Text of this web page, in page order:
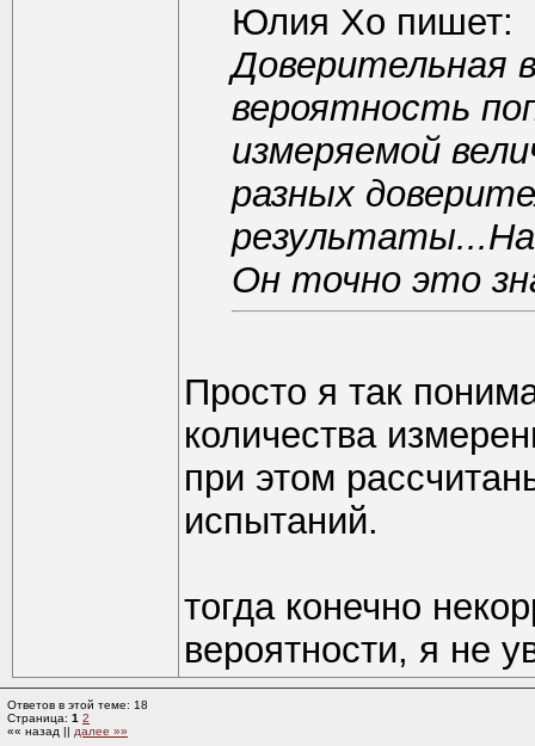
Юлия Хо пишет:
Доверительная
вероятность
измеряемой
разных
Он точно это
Просто я так
количества
при этом
испытаний.
тогда конечно
вероятности, я не
Ответов в этой теме: 18
Страница: 1 2
«« назад || далее »»